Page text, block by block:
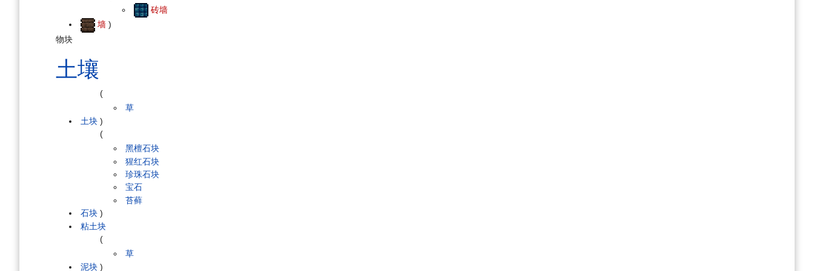
墙
砖墙
)
物块
土壤
土块
(
草
)
石块
(
黑檀石块
猩红石块
珍珠石块
宝石
苔藓
)
粘土块
泥块
(
草
)